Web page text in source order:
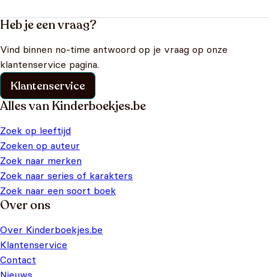
Heb je een vraag?
Vind binnen no-time antwoord op je vraag op onze
klantenservice pagina.
Klantenservice
Alles van Kinderboekjes.be
Zoek op leeftijd
Zoeken op auteur
Zoek naar merken
Zoek naar series of karakters
Zoek naar een soort boek
Over ons
Over Kinderboekjes.be
Klantenservice
Contact